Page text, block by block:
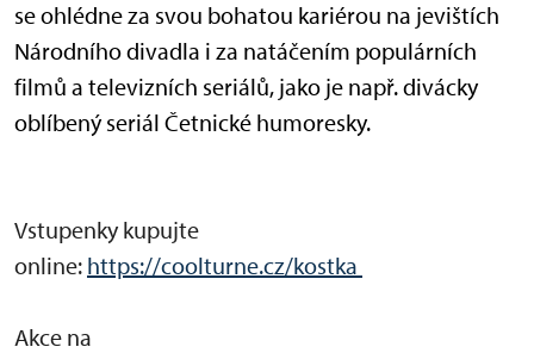
se ohlédne za svou bohatou kariérou na jevištích
Národního divadla i za natáčením populárních
filmů a televizních seriálů, jako je např. divácky
oblíbený seriál Četnické humoresky.
Vstupenky kupujte
online: https://coolturne.cz/kostka
Akce na